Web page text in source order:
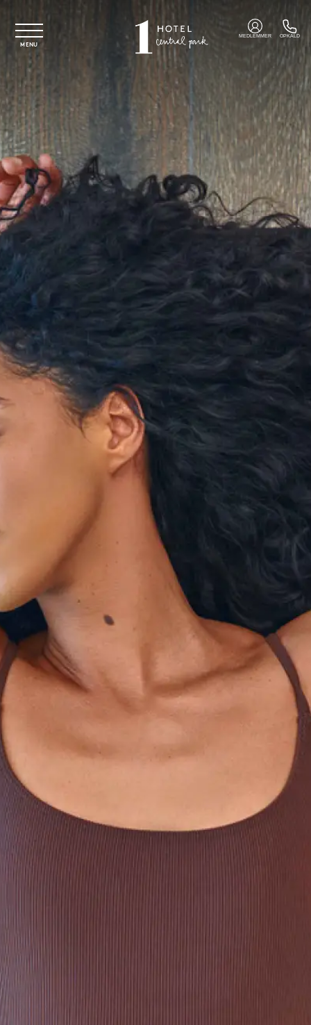
Spring til hovedindhold
MENU
MEDLEMMER OPKALD